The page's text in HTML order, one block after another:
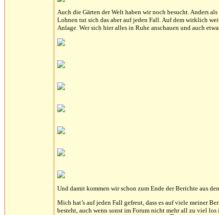
Auch die Gärten der Welt haben wir noch besucht. Anders
Lohnen tut sich das aber auf jeden Fall. Auf dem wirklich
Anlage. Wer sich hier alles in Ruhe anschauen und auch
Und damit kommen wir schon zum Ende der Berichte aus
Mich hat’s auf jeden Fall gefreut, dass es auf viele meiner
besteht, auch wenn sonst im Forum nicht mehr all zu viel